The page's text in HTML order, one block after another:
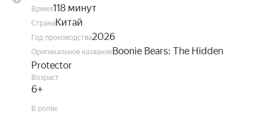
Время118 минут
СтранаКитай
Год производства2026
Оригинальное названиеBoonie Bears: The Hidden
Protector
Возраст
6+
В ролях